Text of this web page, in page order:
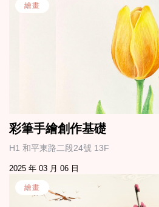
繪畫
彩筆手繪創作基礎
H1 和平東路二段24號 13F
2025 年 03 月 06 日
繪畫